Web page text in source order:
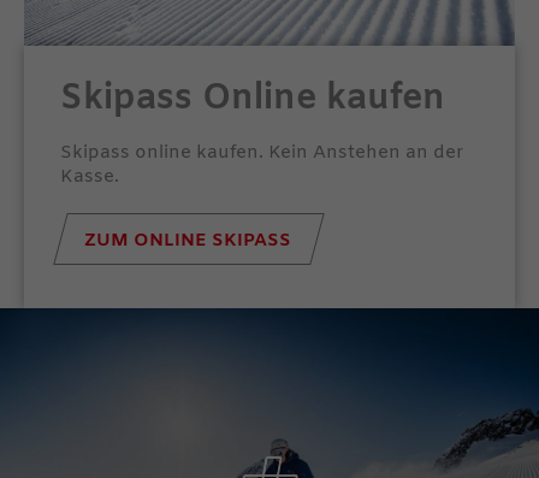
Skipass Online kaufen
Skipass online kaufen. Kein Anstehen an der
Kasse.
ZUM ONLINE SKIPASS